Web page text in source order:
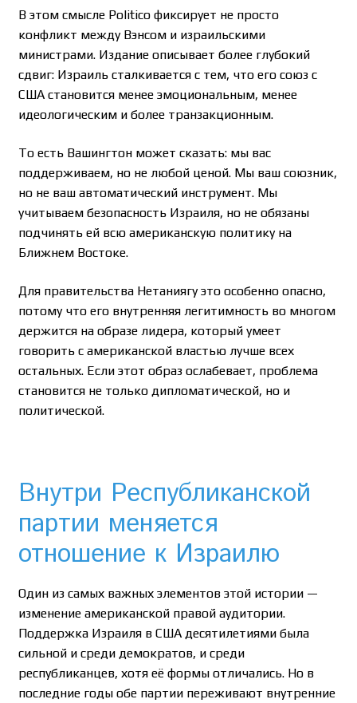
В этом смысле Politico фиксирует не просто
конфликт между Вэнсом и израильскими
министрами. Издание описывает более глубокий
сдвиг: Израиль сталкивается с тем, что его союз с
США становится менее эмоциональным, менее
идеологическим и более транзакционным.
То есть Вашингтон может сказать: мы вас
поддерживаем, но не любой ценой. Мы ваш союзник,
но не ваш автоматический инструмент. Мы
учитываем безопасность Израиля, но не обязаны
подчинять ей всю американскую политику на
Ближнем Востоке.
Для правительства Нетаниягу это особенно опасно,
потому что его внутренняя легитимность во многом
держится на образе лидера, который умеет
говорить с американской властью лучше всех
остальных. Если этот образ ослабевает, проблема
становится не только дипломатической, но и
политической.
Внутри Республиканской
партии меняется
отношение к Израилю
Один из самых важных элементов этой истории —
изменение американской правой аудитории.
Поддержка Израиля в США десятилетиями была
сильной и среди демократов, и среди
республиканцев, хотя её формы отличались. Но в
последние годы обе партии переживают внутренние